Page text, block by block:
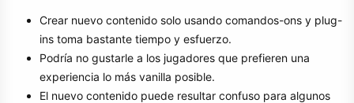
Crear nuevo contenido solo usando comandos-ons y plug-
ins toma bastante tiempo y esfuerzo.
Podría no gustarle a los jugadores que prefieren una
experiencia lo más vanilla posible.
El nuevo contenido puede resultar confuso para algunos